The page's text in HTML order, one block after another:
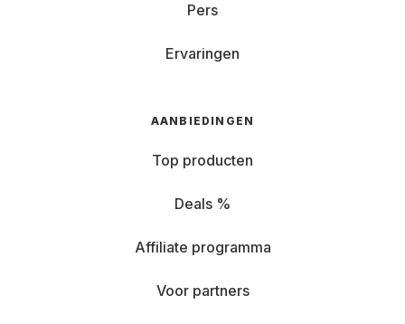
Pers
Ervaringen
AANBIEDINGEN
Top producten
Deals %
Affiliate programma
Voor partners